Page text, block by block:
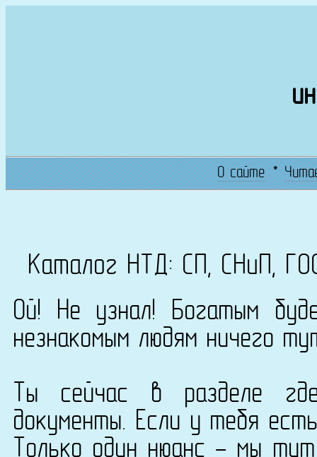
О сайте*
Каталог НТД: СП, СНиП,
Ой! Не узнал! Богатым
незнакомым людям ничего
Ты сейчас в разделе
документы. Если у тебя
Только один нюанс - мы